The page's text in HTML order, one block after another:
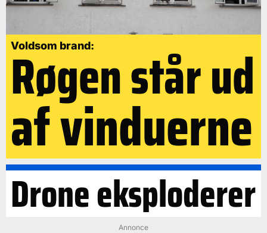
Voldsom brand:
Røgen står ud
af vinduerne
Drone eksploderer
Annonce